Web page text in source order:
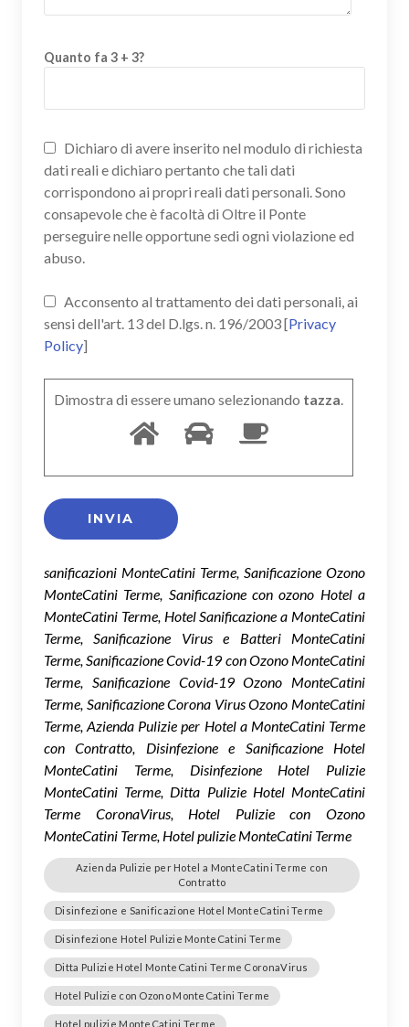
Quanto fa 3 + 3?
Dichiaro di avere inserito nel modulo di richiesta
dati reali e dichiaro pertanto che tali dati
corrispondono ai propri reali dati personali. Sono
consapevole che è facoltà di Oltre il Ponte
perseguire nelle opportune sedi ogni violazione ed
abuso.
Acconsento al trattamento dei dati personali, ai
sensi dell'art. 13 del D.lgs. n. 196/2003 [Privacy
Policy]
Dimostra di essere umano selezionando tazza.
sanificazioni MonteCatini Terme, Sanificazione Ozono
MonteCatini Terme, Sanificazione con ozono Hotel a
MonteCatini Terme, Hotel Sanificazione a MonteCatini
Terme, Sanificazione Virus e Batteri MonteCatini
Terme, Sanificazione Covid-19 con Ozono MonteCatini
Terme, Sanificazione Covid-19 Ozono MonteCatini
Terme, Sanificazione Corona Virus Ozono MonteCatini
Terme, Azienda Pulizie per Hotel a MonteCatini Terme
con Contratto, Disinfezione e Sanificazione Hotel
MonteCatini Terme, Disinfezione Hotel Pulizie
MonteCatini Terme, Ditta Pulizie Hotel MonteCatini
Terme CoronaVirus, Hotel Pulizie con Ozono
MonteCatini Terme, Hotel pulizie MonteCatini Terme
Azienda Pulizie per Hotel a MonteCatini Terme con
Contratto
Disinfezione e Sanificazione Hotel MonteCatini Terme
Disinfezione Hotel Pulizie MonteCatini Terme
Ditta Pulizie Hotel MonteCatini Terme CoronaVirus
Hotel Pulizie con Ozono MonteCatini Terme
Hotel pulizie MonteCatini Terme